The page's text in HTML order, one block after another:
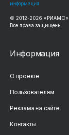
информация
© 2012-2026 «РИАМО».
Все права защищены
Информация
О проекте
Пользователям
Реклама на сайте
Контакты